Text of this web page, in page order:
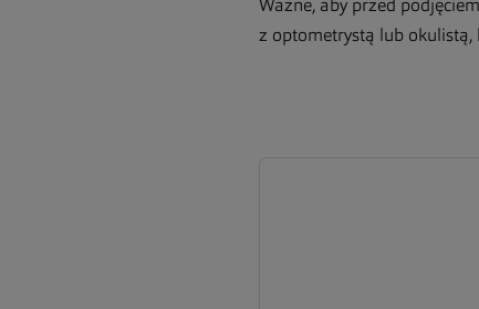
Ważne, aby przed
z optometrystą lub